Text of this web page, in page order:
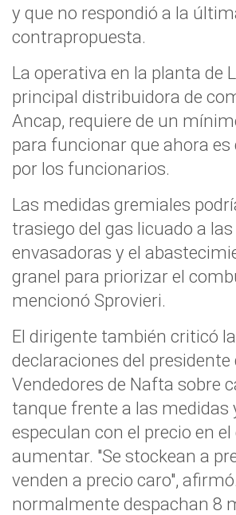
y que no respondió a la
contrapropuesta.
La operativa en la planta de
principal distribuidora de
Ancap, requiere de un
para funcionar que ahora
por los funcionarios.
Las medidas gremiales
trasiego del gas licuado a
envasadoras y el
granel para priorizar el
mencionó Sprovieri.
El dirigente también criticó
declaraciones del presidente
Vendedores de Nafta sobre
tanque frente a las medidas
especulan con el precio en el
aumentar. "Se stockean a
venden a precio caro",
normalmente despachan 8